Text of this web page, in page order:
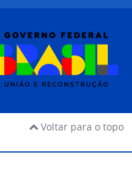
Voltar para o topo